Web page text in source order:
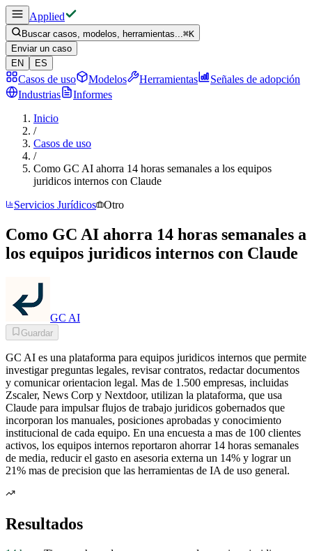
Applied
Buscar casos, modelos, herramientas...⌘K
Enviar un caso
EN
ES
Casos de uso Modelos Herramientas
Señales de adopción
Industrias
Informes
Inicio
/
Casos de uso
/
Como GC AI ahorra 14 horas semanales a los equipos
juridicos internos con Claude
Servicios Jurídicos
Otro
Como GC AI ahorra 14 horas semanales a
los equipos juridicos internos con Claude
GC AI
Guardar
GC AI es una plataforma para equipos juridicos internos que permite
investigar preguntas legales, revisar contratos, redactar documentos
y comunicar orientacion legal. Mas de 1.500 empresas, incluidas
Zscaler, News Corp y Nextdoor, utilizan la plataforma, que usa
Claude para impulsar flujos de trabajo juridicos gobernados que
incorporan los manuales, posiciones aprobadas y conocimiento
institucional de cada equipo. En una encuesta a mas de 100 clientes
activos, los equipos internos reportaron ahorrar 14 horas semanales
de media, reducir el gasto en asesoria externa un 14% y lograr un
21% mas de precision que las herramientas de IA de uso general.
Resultados